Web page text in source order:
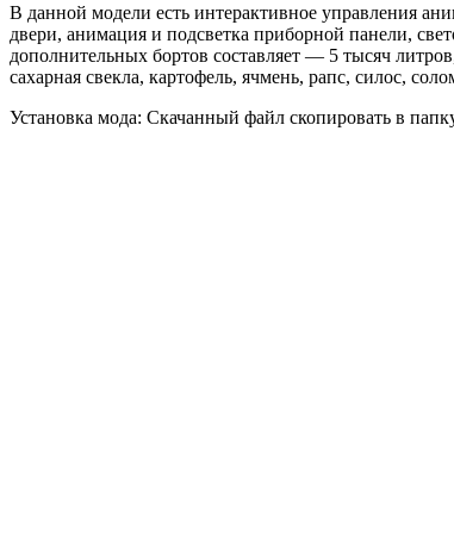
В данной модели есть интерактивное управления
двери, анимация и подсветка приборной панели,
дополнительных бортов составляет — 5 тысяч
сахарная свекла, картофель, ячмень, рапс, силос,
Установка мода: Скачанный файл скопировать в